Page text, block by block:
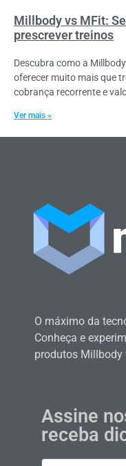
Millbody vs MFit:
prescrever treinos
Descubra como a
oferecer muito mais que
cobrança recorrente e
Ver mais »
O máximo da
Conheça e
produtos Millbody
Assine
receba